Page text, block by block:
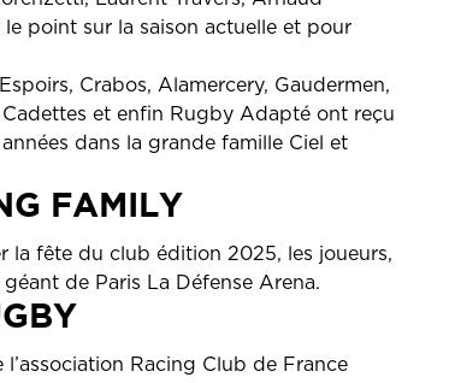
point sur la saison actuelle et pour
Crabos, Alamercery, Gaudermen,
Cadettes et enfin Rugby Adapté ont reçu
dans la grande famille Ciel et
FAMILY
la fête du club édition 2025, les joueurs,
de Paris La Défense Arena.
Racing Club de France